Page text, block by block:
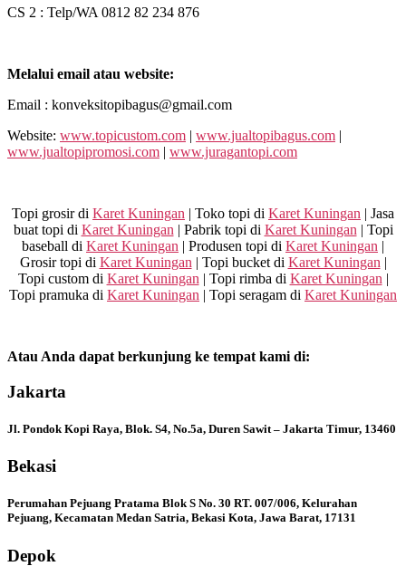
CS 2 : Telp/WA 0812 82 234 876
Melalui email atau website:
Email : konveksitopibagus@gmail.com
Website: www.topicustom.com | www.jualtopibagus.com |
www.jualtopipromosi.com | www.juragantopi.com
Topi grosir di Karet Kuningan | Toko topi di Karet Kuningan | Jasa
buat topi di Karet Kuningan | Pabrik topi di Karet Kuningan | Topi
baseball di Karet Kuningan | Produsen topi di Karet Kuningan |
Grosir topi di Karet Kuningan | Topi bucket di Karet Kuningan |
Topi custom di Karet Kuningan | Topi rimba di Karet Kuningan |
Topi pramuka di Karet Kuningan | Topi seragam di Karet Kuningan
Atau Anda dapat berkunjung ke tempat kami di:
Jakarta
Jl. Pondok Kopi Raya, Blok. S4, No.5a, Duren Sawit – Jakarta Timur, 13460
Bekasi
Perumahan Pejuang Pratama Blok S No. 30 RT. 007/006, Kelurahan
Pejuang, Kecamatan Medan Satria, Bekasi Kota, Jawa Barat, 17131
Depok